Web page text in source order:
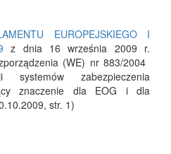
EUROPEJSKIEGO I
z dnia 16 września 2009 r.
(WE) nr 883/2004
zabezpieczenia
znaczenie dla EOG i dla
str. 1)​